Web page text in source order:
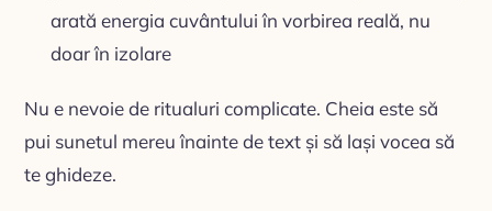
arată energia cuvântului în vorbirea reală, nu
doar în izolare
Nu e nevoie de ritualuri complicate. Cheia este să
pui sunetul mereu înainte de text și să lași vocea să
te ghideze.